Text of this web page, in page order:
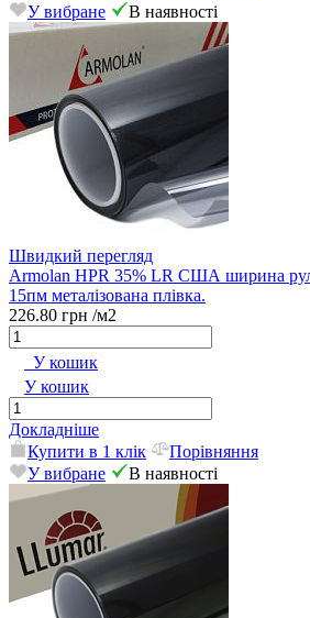
У вибране
В наявності
Швидкий перегляд
Armolan HPR 35% LR США ширина
15пм металізована плівка.
226.80 грн /м2
У кошик
У кошик
Докладніше
Купити в 1 клік
Порівняння
У вибране
В наявності